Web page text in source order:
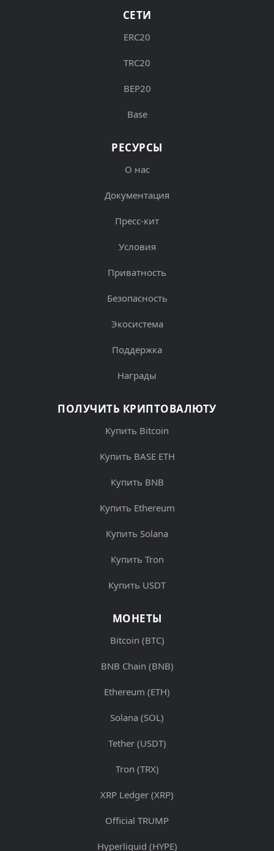
СЕТИ
ERC20
TRC20
BEP20
Base
РЕСУРСЫ
О нас
Документация
Пресс-кит
Условия
Приватность
Безопасность
Экосистема
Поддержка
Награды
ПОЛУЧИТЬ КРИПТОВАЛЮТУ
Купить Bitcoin
Купить BASE ETH
Купить BNB
Купить Ethereum
Купить Solana
Купить Tron
Купить USDT
МОНЕТЫ
Bitcoin (BTC)
BNB Chain (BNB)
Ethereum (ETH)
Solana (SOL)
Tether (USDT)
Tron (TRX)
XRP Ledger (XRP)
Official TRUMP
Hyperliquid (HYPE)